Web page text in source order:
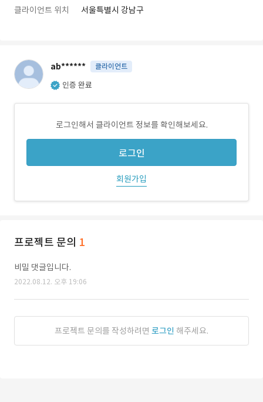
클라이언트 위치 서울특별시 강남구
ab****** 클라이언트
인증 완료
로그인해서 클라이언트 정보를 확인해보세요.
로그인
회원가입
프로젝트 문의 1
비밀 댓글입니다.
2022.08.12. 오후 19:06
프로젝트 문의를 작성하려면 로그인 해주세요.